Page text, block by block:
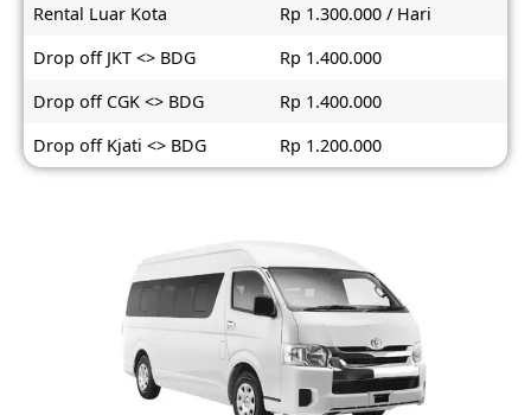
Rental Luar Kota
Rp 1.300.000 / Hari
Drop off JKT <> BDG
Rp 1.400.000
Drop off CGK <> BDG
Rp 1.400.000
Drop off Kjati <> BDG
Rp 1.200.000